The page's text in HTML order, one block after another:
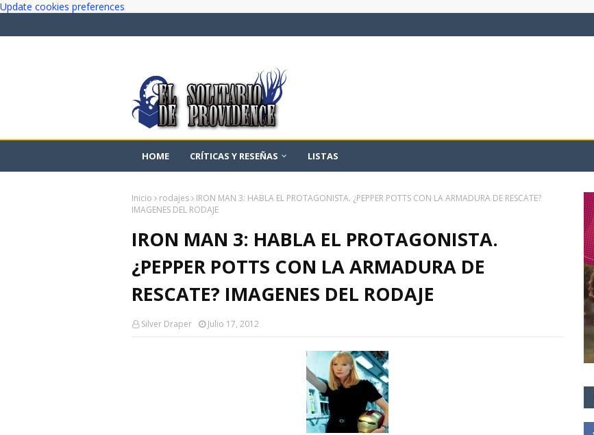
Update cookies preferences
HOME CRÍTICAS Y RESEÑAS LISTAS
Inicio rodajes
IRON MAN 3: HABLA EL PROTAGONISTA. ¿PEPPER POTTS CON LA ARMADURA DE RESCATE?
IMAGENES DEL RODAJE
IRON MAN 3: HABLA EL PROTAGONISTA.
¿PEPPER POTTS CON LA ARMADURA DE
RESCATE? IMAGENES DEL RODAJE
Silver Draper Julio 17, 2012